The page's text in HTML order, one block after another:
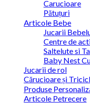
Carucioare
Pătuțuri
Articole Bebe
Jucarii
Centre de
Saltelute si
Baby Nest
Jucarii de rol
Cărucioare și
Produse
Articole Petrecere